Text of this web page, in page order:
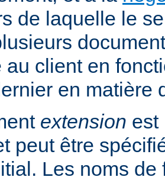
de laquelle le
au client en
en matière
extension est
peut être
Les noms de